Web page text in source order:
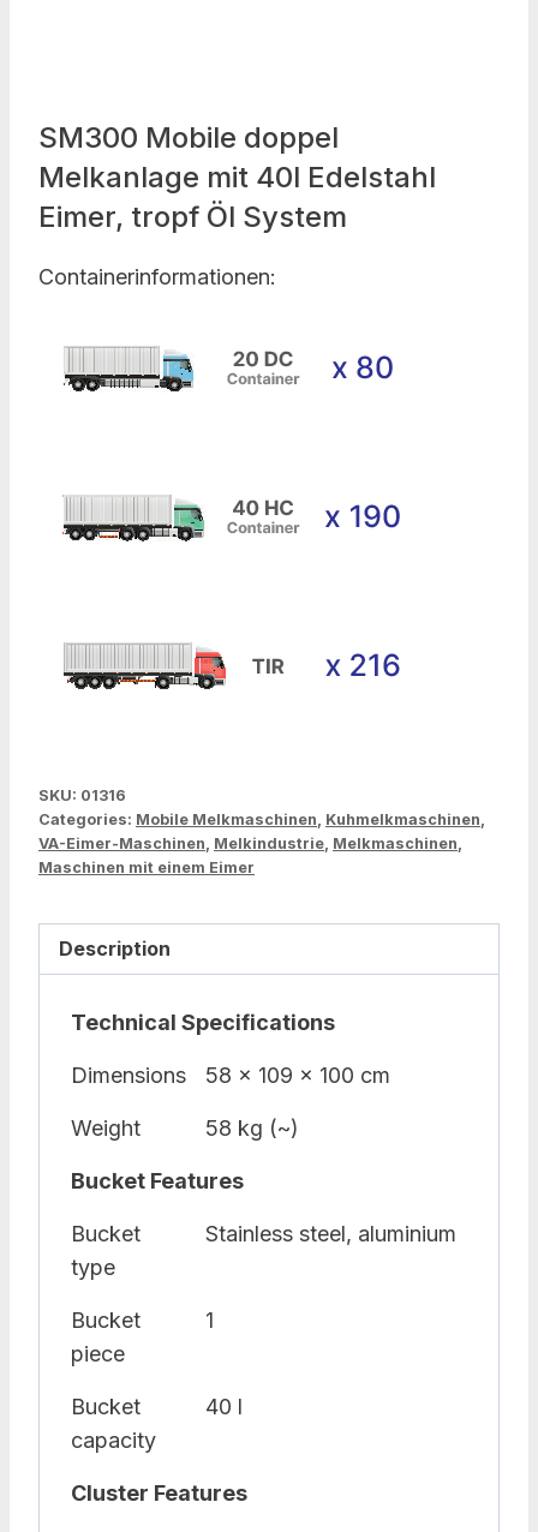
SM300 Mobile doppel
Melkanlage mit 40l Edelstahl
Eimer, tropf Öl System
Containerinformationen:
SKU: 01316
Categories: Mobile Melkmaschinen, Kuhmelkmaschinen,
VA-Eimer-Maschinen, Melkindustrie, Melkmaschinen,
Maschinen mit einem Eimer
Description
Technical Specifications
Dimensions 58 x 109 x 100 cm
Weight 58 kg (~)
Bucket Features
Bucket
type
Stainless steel, aluminium
Bucket
piece
1
Bucket
capacity
40 l
Cluster Features